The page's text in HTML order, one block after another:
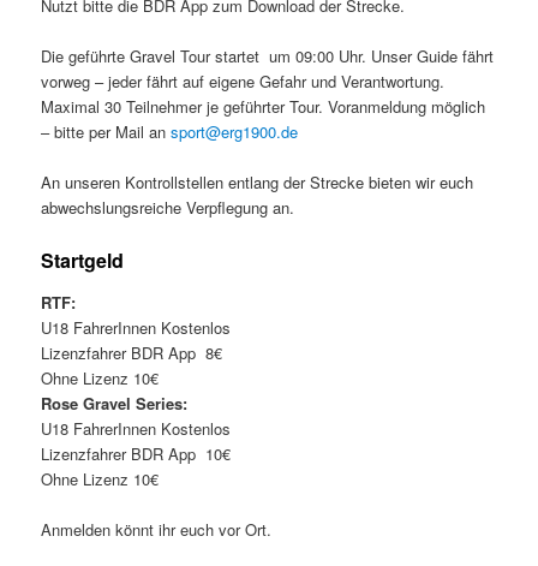
Nutzt bitte die BDR App zum Download der Strecke.
Die geführte Gravel Tour startet um 09:00 Uhr. Unser Guide fährt
vorweg – jeder fährt auf eigene Gefahr und Verantwortung.
Maximal 30 Teilnehmer je geführter Tour. Voranmeldung möglich
– bitte per Mail ansport@erg1900.de
An unseren Kontrollstellen entlang der Strecke bieten wir euch
abwechslungsreiche Verpflegung an.
Startgeld
RTF:
U18 FahrerInnen Kostenlos
Lizenzfahrer BDR App 8€
Ohne Lizenz 10€
Rose Gravel Series:
U18 FahrerInnen Kostenlos
Lizenzfahrer BDR App 10€
Ohne Lizenz 10€
Anmelden könnt ihr euch vor Ort.